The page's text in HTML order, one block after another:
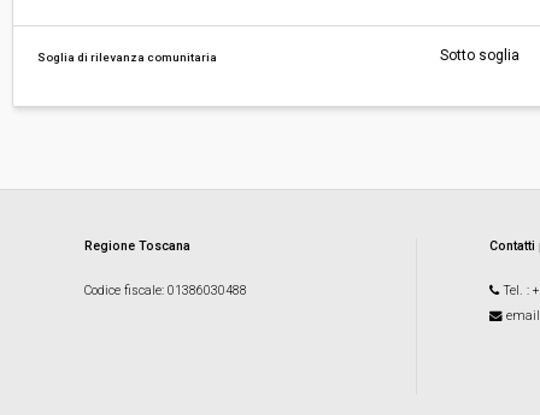
Soglia di rilevanza comunitaria Sotto soglia
Regione Toscana
Codice fiscale: 01386030488 Tel. :
email